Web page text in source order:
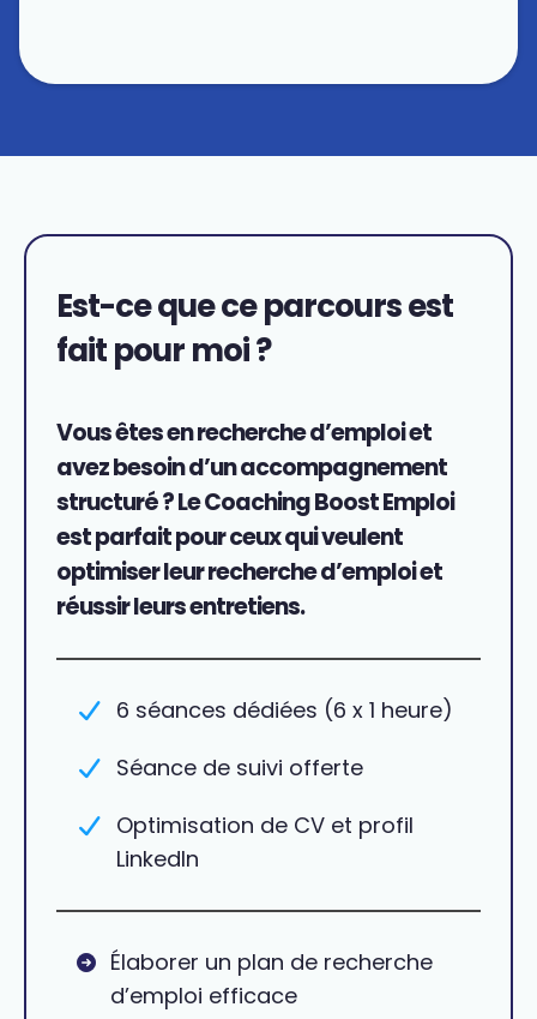
Est-ce que ce parcours est
fait pour moi ?
Vous êtesen recherche d’emploiet
avez besoin d’un accompagnement
structuré ? Le Coaching Boost Emploi
est parfaitpour ceux qui veulent
optimiser leur recherche d’emploi et
réussir leurs entretiens.
6 séances dédiées (6 x 1 heure)
Séance de suivi offerte
Optimisation de CV et profil
LinkedIn
Élaborer un plan de recherche
d’emploi efficace